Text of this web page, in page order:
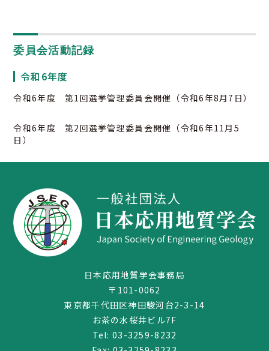
委員会活動記録
令和6年度
令和6年度 第1回選挙管理委員会開催（令和6年8月7日）
令和6年度 第2回選挙管理委員会開催（令和6年11月5
日）
日本応用地質学会事務局
〒101-0062
東京都千代田区神田駿河台2-3-14
お茶の水桜井ビル7F
Tel:03-3259-8232